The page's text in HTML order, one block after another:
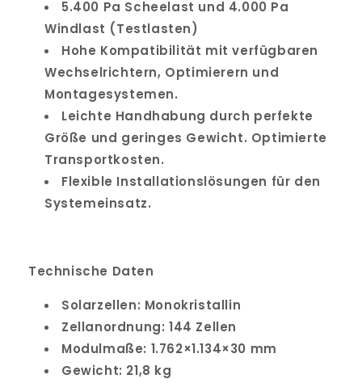
5.400 Pa Scheelast und 4.000 Pa
Windlast (Testlasten)
Hohe Kompatibilität mit verfügbaren
Wechselrichtern, Optimierern und
Montagesystemen.
Leichte Handhabung durch perfekte
Größe und geringes Gewicht. Optimierte
Transportkosten.
Flexible Installationslösungen für den
Systemeinsatz.
Technische Daten
Solarzellen: Monokristallin
Zellanordnung: 144 Zellen
Modulmaße: 1.762×1.134×30 mm
Gewicht: 21,8 kg